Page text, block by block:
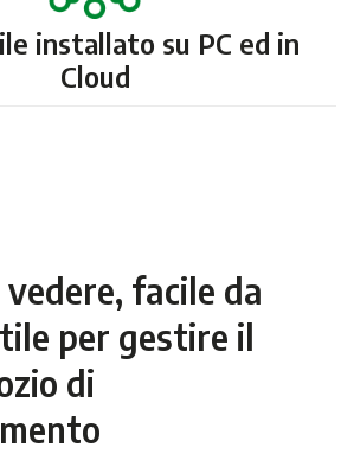
installato su PC ed in
Cloud
facile da
per gestire il
di